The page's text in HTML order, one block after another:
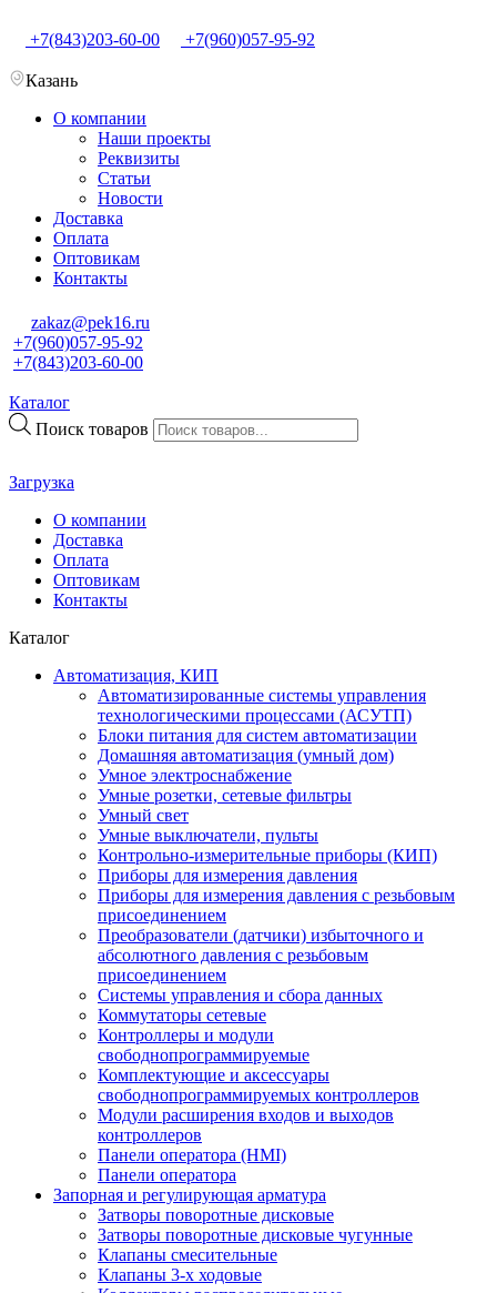
+7(843)203-60-00 +7(960)057-95-92
Казань
О компании
Наши проекты
Реквизиты
Статьи
Новости
Доставка
Оплата
Оптовикам
Контакты
zakaz@pek16.ru
+7(960)057-95-92
+7(843)203-60-00
Каталог
Поиск товаров
Загрузка
О компании
Доставка
Оплата
Оптовикам
Контакты
Каталог
Автоматизация, КИП
Автоматизированные системы управления
технологическими процессами (АСУТП)
Блоки питания для систем автоматизации
Домашняя автоматизация (умный дом)
Умное электроснабжение
Умные розетки, сетевые фильтры
Умный свет
Умные выключатели, пульты
Контрольно-измерительные приборы (КИП)
Приборы для измерения давления
Приборы для измерения давления с резьбовым
присоединением
Преобразователи (датчики) избыточного и
абсолютного давления с резьбовым
присоединением
Системы управления и сбора данных
Коммутаторы сетевые
Контроллеры и модули
свободнопрограммируемые
Комплектующие и аксессуары
свободнопрограммируемых контроллеров
Модули расширения входов и выходов
контроллеров
Панели оператора (HMI)
Панели оператора
Запорная и регулирующая арматура
Затворы поворотные дисковые
Затворы поворотные дисковые чугунные
Клапаны смесительные
Клапаны 3-х ходовые